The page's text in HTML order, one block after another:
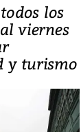
los
viernes
y turismo